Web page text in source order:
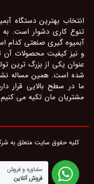
انتخاب بهترین دستگاه
تنوع کاری دشوار است.
آبمیوه گیری صنعتی کدام
و نیز کیفیت محصولات آن
عنوان یکی از بزرگ ترین
شده است. همین مساله
ما در سطح بالایی قرار
مشتریان مان تکیه می کنیم.
کلیه حقوق سایت متعلق به
مشاوره و فروش
فروش آنلاین